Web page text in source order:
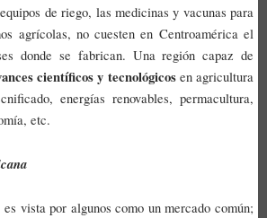
de riego, las medicinas y vacunas para
agrícolas, no cuesten en Centroamérica el
donde se fabrican. Una región capaz de
científicos y tecnológicosen agricultura
energías renovables, permacultura,
etc.
vista por algunos como un mercado común;